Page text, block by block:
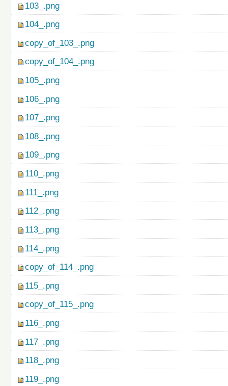
103_.png
104_.png
copy_of_103_.png
copy_of_104_.png
105_.png
106_.png
107_.png
108_.png
109_.png
110_.png
111_.png
112_.png
113_.png
114_.png
copy_of_114_.png
115_.png
copy_of_115_.png
116_.png
117_.png
118_.png
119_.png